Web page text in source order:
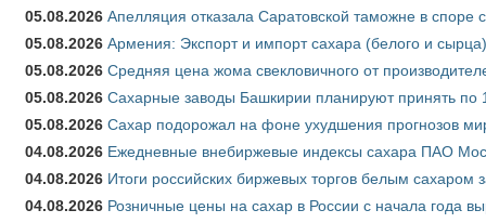
05.08.2026 Апелляция отказала Саратовской таможне в
05.08.2026 Армения: Экспорт и импорт сахара (белого и
05.08.2026 Средняя цена жома свекловичного от
05.08.2026 Сахарные заводы Башкирии планируют принять по
05.08.2026 Сахар подорожал на фоне ухудшения прогнозов
04.08.2026 Ежедневные внебиржевые индексы сахара ПАО
04.08.2026 Итоги российских биржевых торгов белым сахаром
04.08.2026 Розничные цены на сахар в России с начала года